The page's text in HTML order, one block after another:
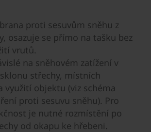
proti sesuvům sněhu z
osazuje se přímo na tašku bez
vrutů.
na sněhovém zatížení v
střechy, místních
využití objektu (viz schéma
proti sesuvu sněhu). Pro
je nutné rozmístění po
od okapu ke hřebeni.